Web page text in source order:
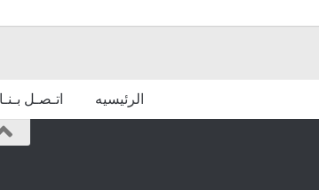
الرئيسيه اتـصـل